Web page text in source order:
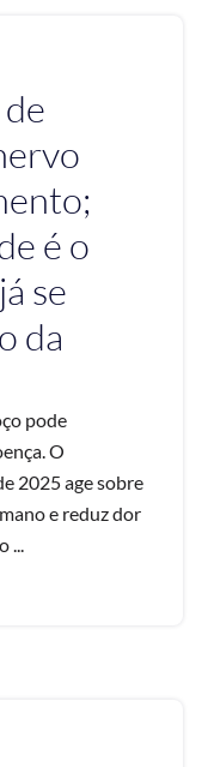
é o
se
da
pode
O
2025 age sobre
e reduz dor